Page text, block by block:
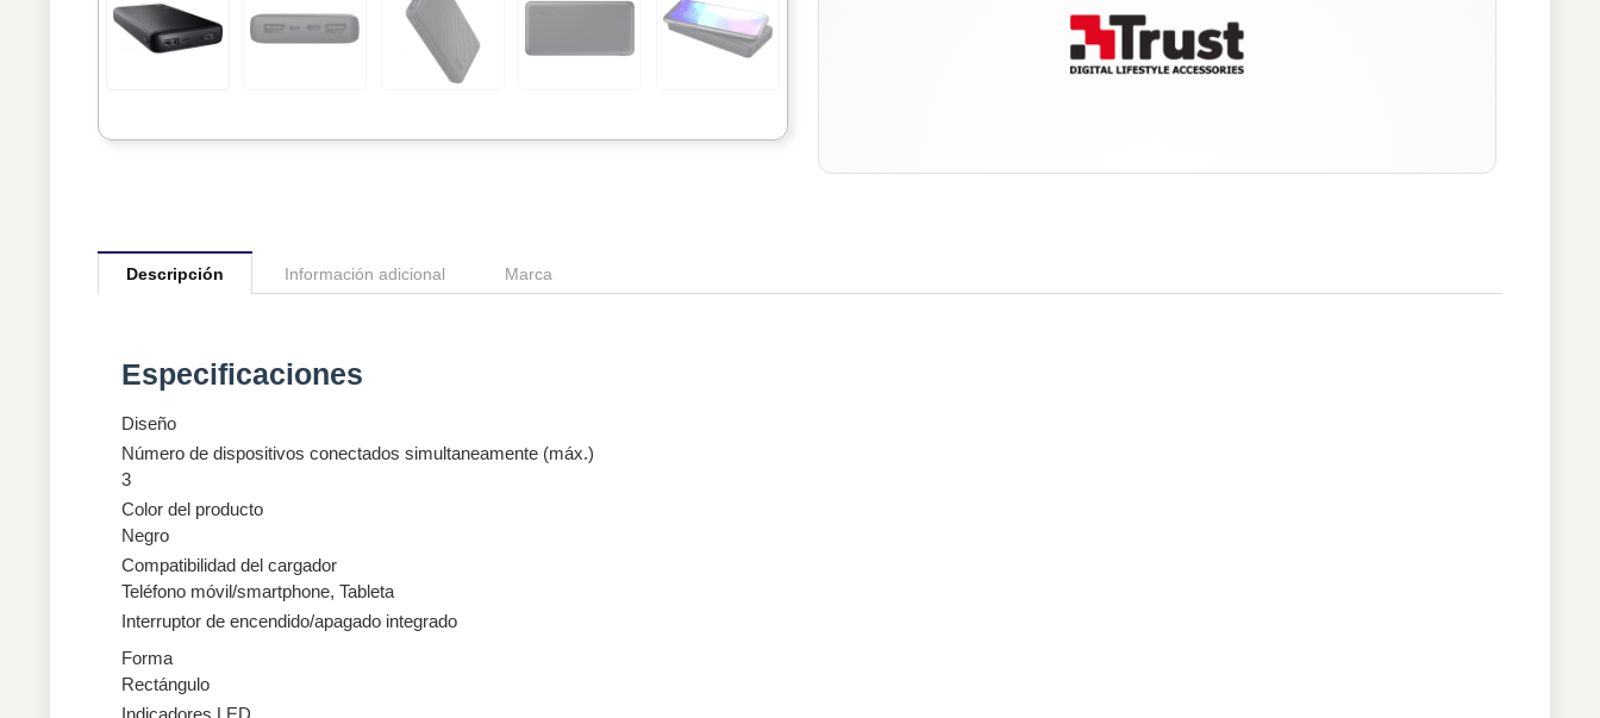
Descripción Información adicional Marca
Especificaciones
Diseño
Número de dispositivos conectados simultaneamente (máx.)
3
Color del producto
Negro
Compatibilidad del cargador
Teléfono móvil/smartphone, Tableta
Interruptor de encendido/apagado integrado
Forma
Rectángulo